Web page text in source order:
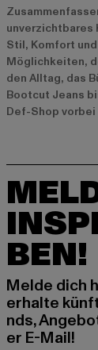
unverzichtbares
Stil, Komfort
Möglichkeiten,
den Alltag, das
Bootcut Jeans
Def-Shop
BEN!
Melde dich
erhalte
nds,
er E-Mail!